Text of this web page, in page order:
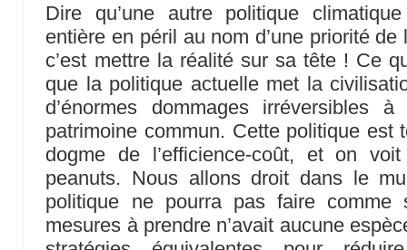
Dire qu’une autre politique
entière en péril au nom d’une priorité
c’est mettre la réalité sur sa tête ! Ce
que la politique actuelle met la
d’énormes dommages irréversibles
patrimoine commun. Cette politique est
dogme de l’efficience-coût, et on
peanuts. Nous allons droit dans le
politique ne pourra pas faire
mesures à prendre n’avait aucune